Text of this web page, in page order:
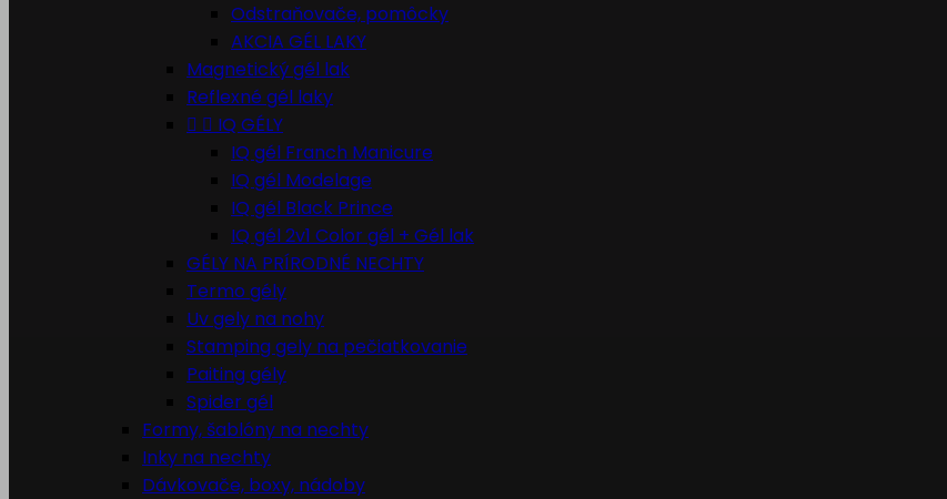
Odstraňovače, pomôcky
AKCIA GÉL LAKY
Magnetický gél lak
Reflexné gél laky
  IQ GÉLY
IQ gél Franch Manicure
IQ gél Modelage
IQ gél Black Prince
IQ gél 2v1 Color gél + Gél lak
GÉLY NA PRÍRODNÉ NECHTY
Termo gély
Uv gely na nohy
Stamping gely na pečiatkovanie
Paiting gély
Spider gél
Formy, šablóny na nechty
Inky na nechty
Dávkovače, boxy, nádoby